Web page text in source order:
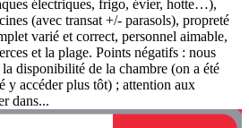
électriques, frigo, évier, hotte…),
(avec transat +/- parasols), propreté
varié et correct, personnel aimable,
et la plage. Points négatifs : nous
disponibilité de la chambre (on a été
y accéder plus tôt) ; attention aux
dans...